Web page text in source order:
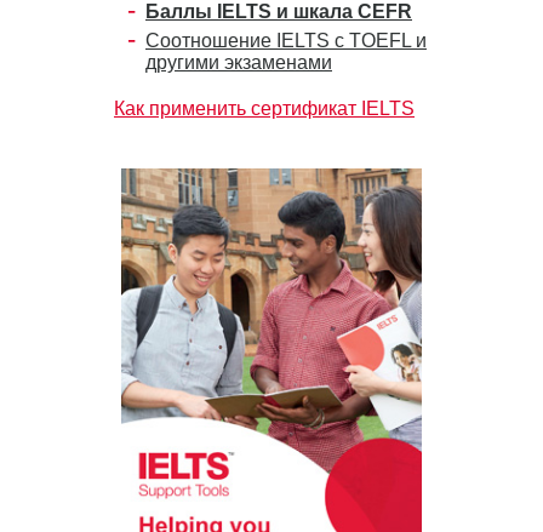
Баллы IELTS и шкала CEFR
Соотношение IELTS с TOEFL и
другими экзаменами
Как применить сертификат IELTS